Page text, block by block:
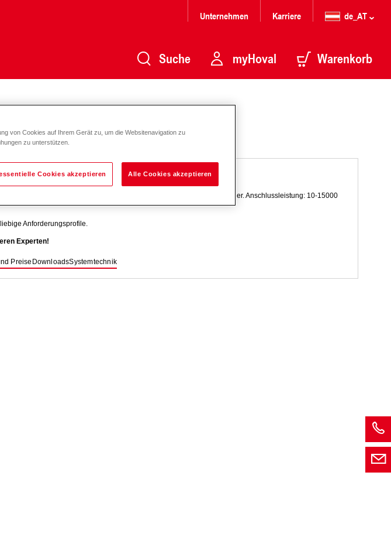
Unternehmen Karriere de_AT
Suche myHoval Warenkorb
- ETO
zur Übertragung von Wärme aus einem Wärmenetz an den Verbraucher. Anschlussleistung: 10-15000
Anforderungsprofile.
Experten!
Preise DownloadsSystemtechnik
von Cookies auf Ihrem Gerät zu, um die Websitenavigation zu
zu unterstützen.
Cookies akzeptieren Alle Cookies akzeptieren